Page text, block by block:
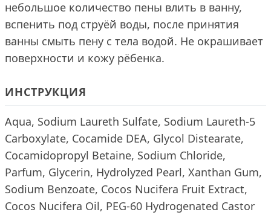
небольшое количество пены влить в ванну,
вспенить под струёй воды, после принятия
ванны смыть пену с тела водой. Не окрашивает
поверхности и кожу рёбенка.
ИНСТРУКЦИЯ
Aqua, Sodium Laureth Sulfate, Sodium Laureth-5
Carboxylate, Cocamide DEA, Glycol Distearate,
Cocamidopropyl Betaine, Sodium Chloride,
Parfum, Glycerin, Hydrolyzed Pearl, Xanthan Gum,
Sodium Benzoate, Cocos Nucifera Fruit Extract,
Cocos Nucifera Oil, PEG-60 Hydrogenated Castor